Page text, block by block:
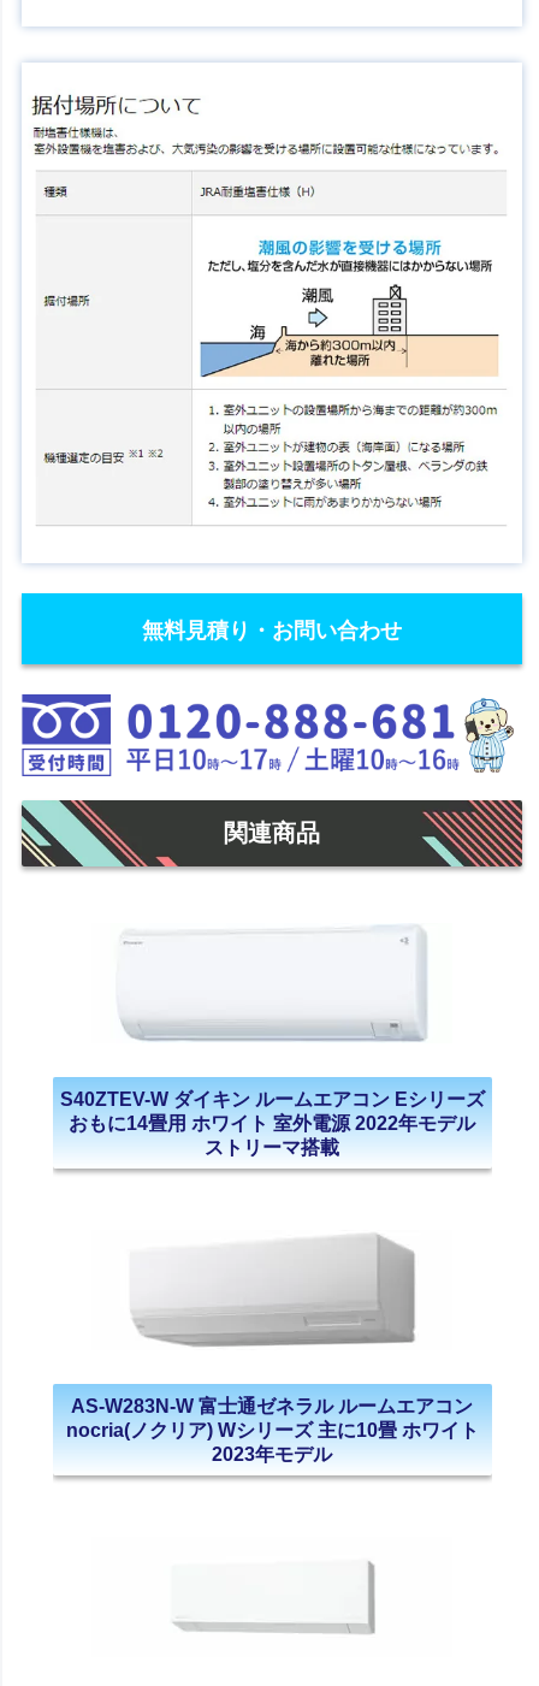
無料見積り・お問い合わせ
関連商品
S40ZTEV-W ダイキン ルームエアコン Eシリーズ
おもに14畳用 ホワイト 室外電源 2022年モデル
ストリーマ搭載
AS-W283N-W 富士通ゼネラル ルームエアコン
nocria(ノクリア) Wシリーズ 主に10畳 ホワイト
2023年モデル